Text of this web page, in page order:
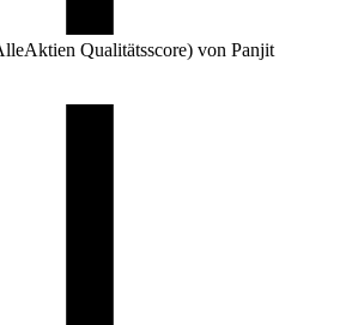
Qualitätsscore) von Panjit